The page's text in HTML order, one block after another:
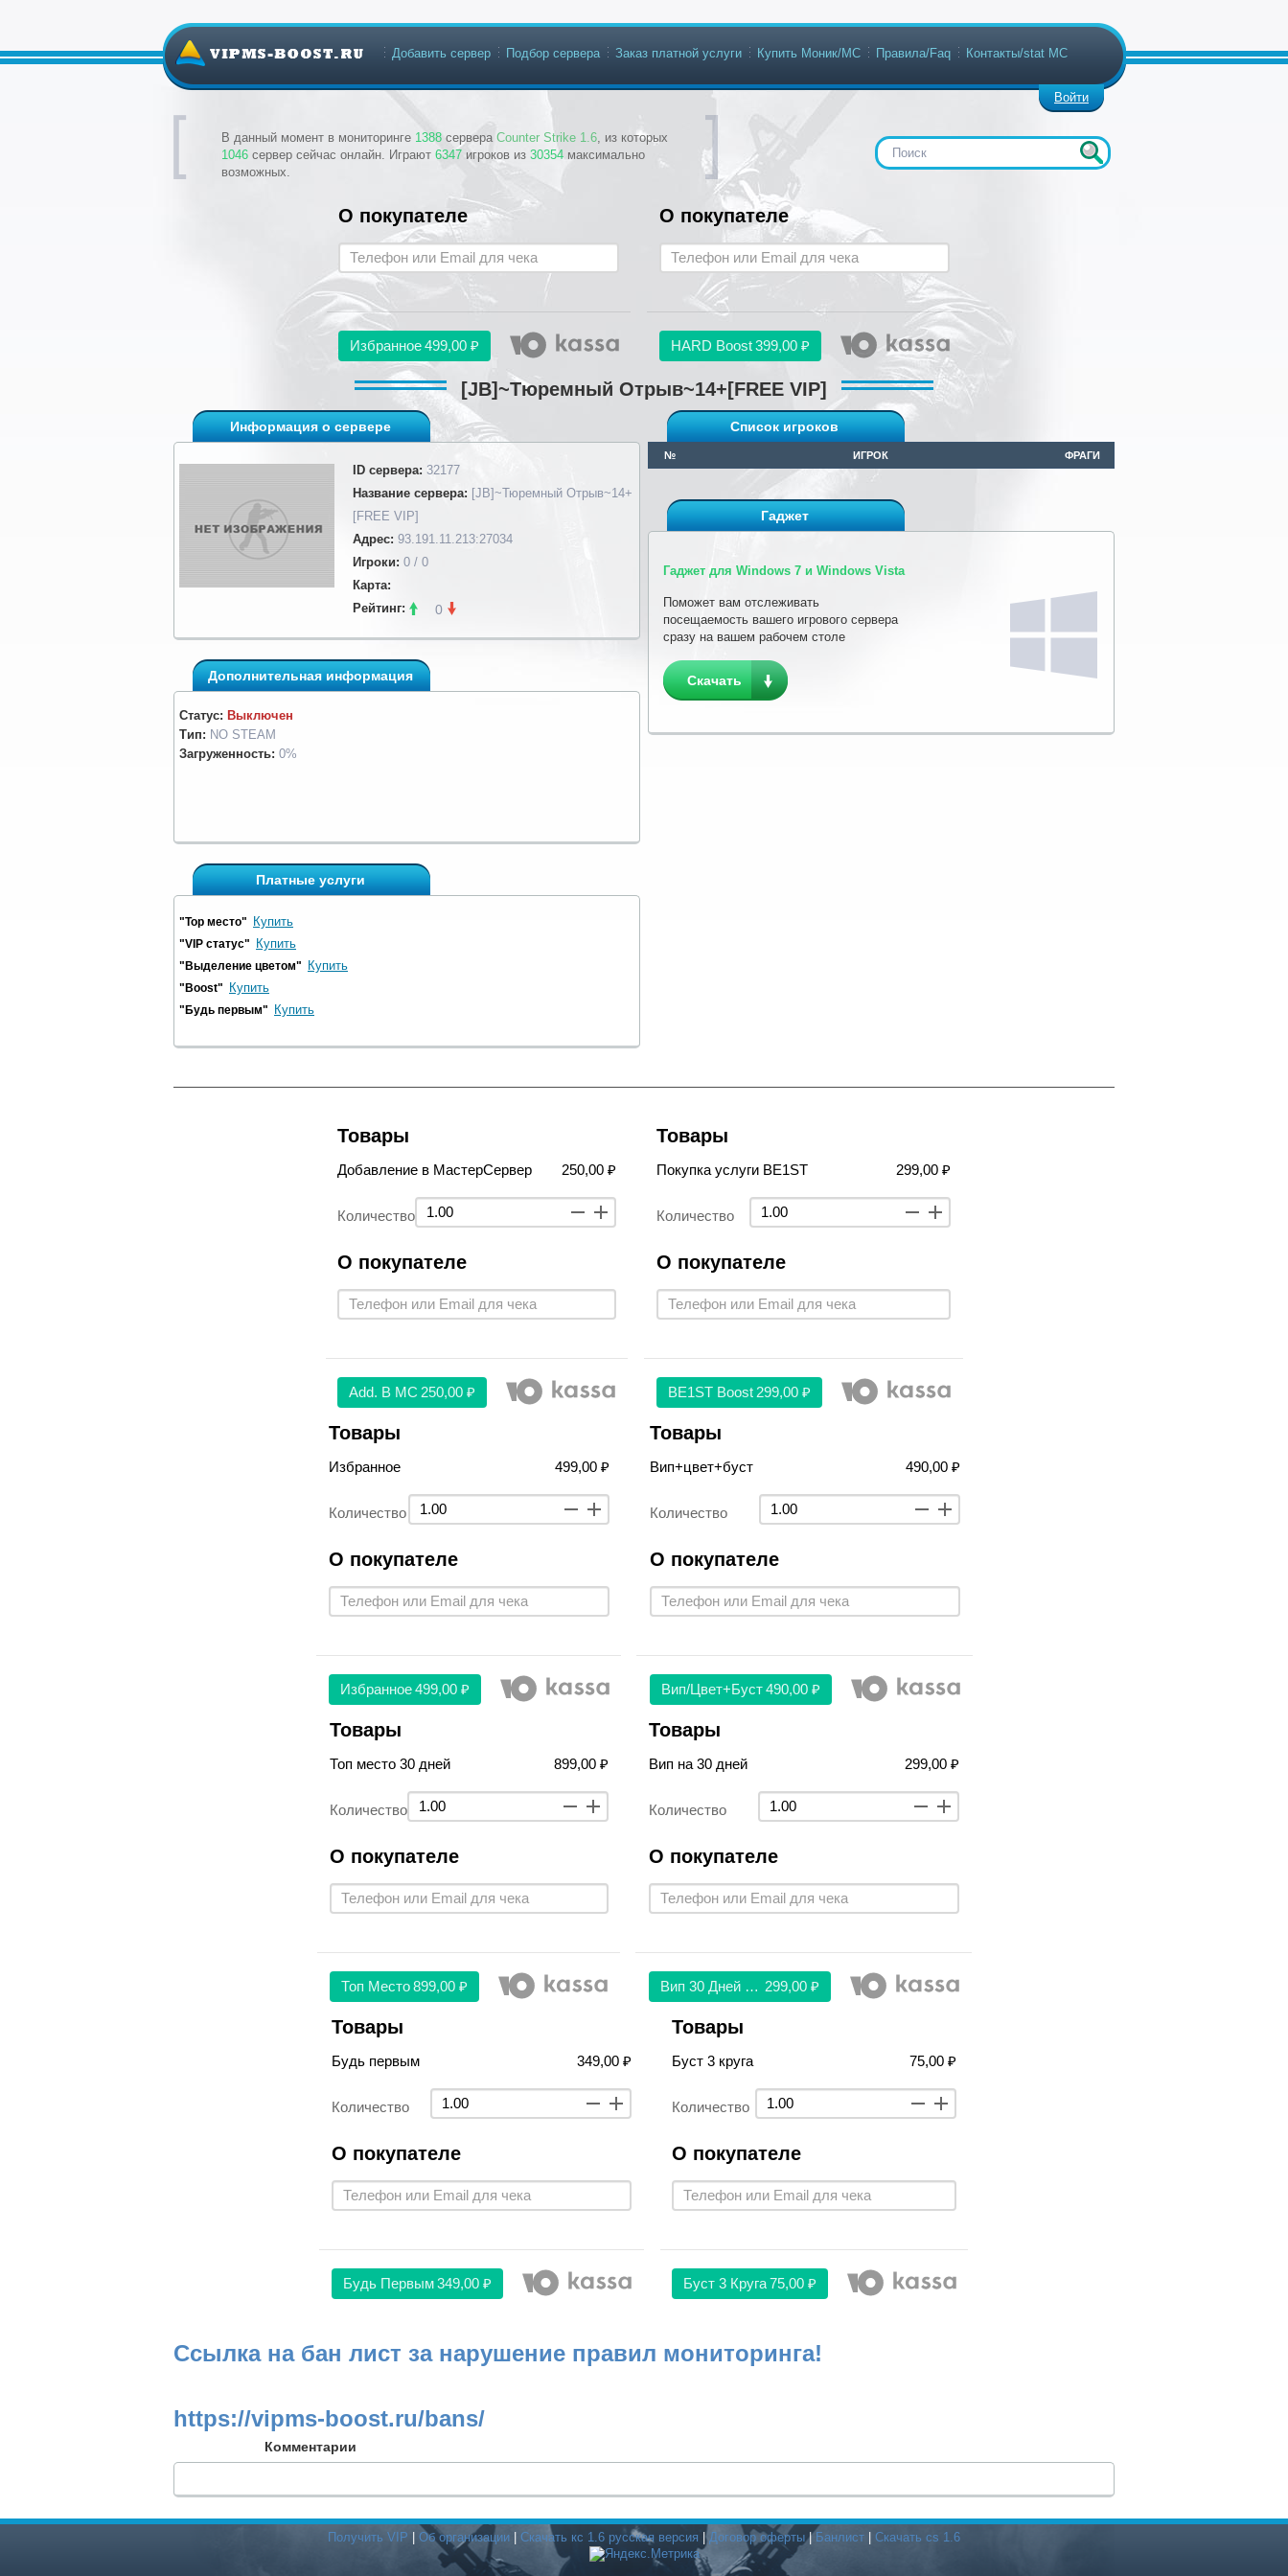
В данный момент в мониторинге 1388 сервера Counter Strike 1.6, из которых
1046 сервер сейчас онлайн. Играют 6347 игроков из 30354 максимально
возможных.
Войти
Добавить сервер Подбор сервера Заказ платной услуги Купить Моник/МС Правила/Faq Контакты/stat МС
О покупателе
Избранное499,00 ₽
О покупателе
HARD Boost399,00 ₽
[JB]~Тюремный Отрыв~14+[FREE VIP]
Информация о сервере
ID сервера: 32177
Название сервера: [JB]~Тюремный Отрыв~14+
[FREE VIP]
Адрес: 93.191.11.213:27034
Игроки: 0 / 0
Карта:
Рейтинг:
0
Дополнительная информация
Статус: Выключен
Тип: NO STEAM
Загруженность: 0%
Платные услуги
"Top место" Купить
"VIP статус" Купить
"Выделение цветом" Купить
"Boost" Купить
"Будь первым" Купить
Список игроков
№ ИГРОК ФРАГИ
Гаджет
Гаджет для Windows 7 и Windows Vista
Поможет вам отслеживать
посещаемость вашего игрового сервера
сразу на вашем рабочем столе
Скачать
Товары
Добавление в МастерСервер 250,00 ₽
Количество
О покупателе
Аdd. В МС 250,00 ₽
Товары
Покупка услуги BE1ST 299,00 ₽
Количество
О покупателе
BE1ST Boost 299,00 ₽
Товары
Избранное 499,00 ₽
Количество
О покупателе
Избранное 499,00 ₽
Товары
Вип+цвет+буст 490,00 ₽
Количество
О покупателе
Вип/цвет+буст 490,00 ₽
Товары
Топ место 30 дней 899,00 ₽
Количество
О покупателе
Топ Место 899,00 ₽
Товары
Вип на 30 дней 299,00 ₽
Количество
О покупателе
Вип 30 Дней 299299,00 ₽
Товары
Будь первым 349,00 ₽
Количество
О покупателе
Будь Первым349,00 ₽
Товары
Буст 3 круга 75,00 ₽
Количество
О покупателе
Буст 3 Круга75,00 ₽
Ссылка на бан лист за нарушение правил мониторинга!
https://vipms-boost.ru/bans/
Комментарии
Получить VIP Об организации Скачать кс 1.6 русская версия |Договор оферты| Банлист Скачать cs 1.6